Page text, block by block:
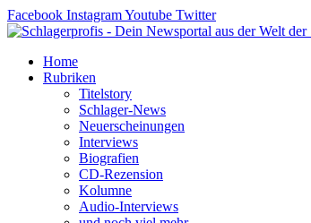
Zum
Inhalt
Facebook InstagramYoutube Twitter
Home
Rubriken
Titelstory
Schlager-News
Neuerscheinungen
Interviews
Biografien
CD-Rezension
Kolumne
Audio-Interviews